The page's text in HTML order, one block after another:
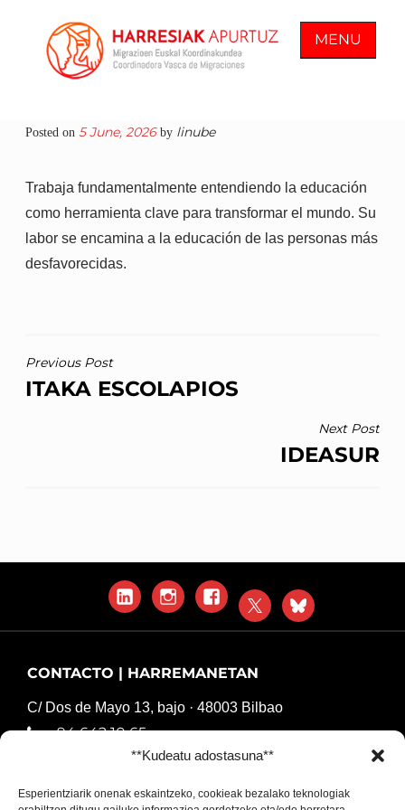
**Kudeatu adostasuna**
Esperientziarik onenak eskaintzeko, cookieak bezalako teknologiak
content
reconocida su ciudadanía plena
MENU
Posted on 5 June, 2026by linube
Trabaja fundamentalmente entendiendo la educación
como herramienta clave para transformar el mundo. Su
labor se encamina a la educación de las personas más
desfavorecidas.
POST
NAVIGATION
Previous Post
ITAKA ESCOLAPIOS
Next Post
IDEASUR
LinkedInInstagramFacebook
X
Blue
Sky
CONTACTO | HARREMANETAN
C/ Dos de Mayo 13, bajo · 48003 Bilbao
94 642 10 65
komunikazioa@harresiakapurtuz.org